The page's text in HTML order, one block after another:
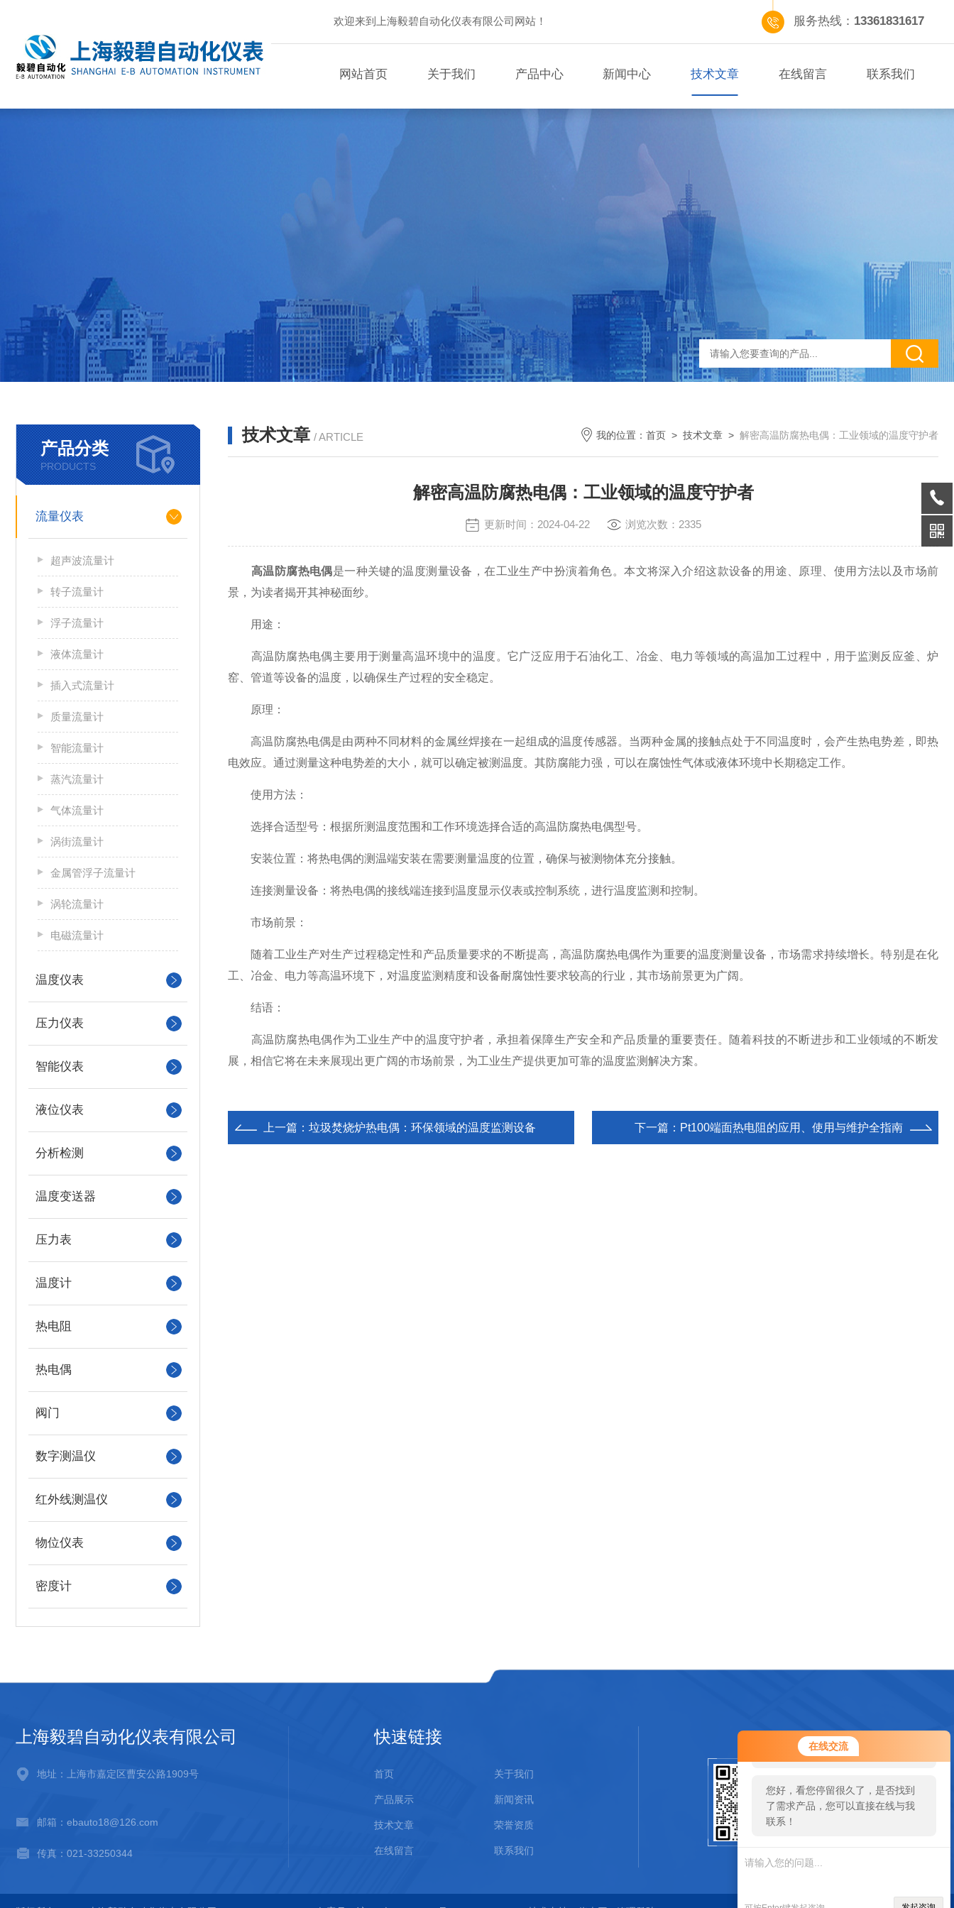
在线交流
您好！欢迎前来咨询，很高兴为您
服务，请问您要咨询什么问题呢？
您好，看您停留很久了，是否找到
了需求产品，您可以直接在线与我
联系！
欢迎来到上海毅碧自动化仪表有限公司网站！ 服务热线： 13361831617
网站首页 关于我们 产品中心 新闻中心 技术文章 在线留言 联系我们
产品分类
PRODUCTS
流量仪表
超声波流量计
转子流量计
浮子流量计
液体流量计
插入式流量计
质量流量计
智能流量计
蒸汽流量计
气体流量计
涡街流量计
金属管浮子流量计
涡轮流量计
电磁流量计
温度仪表
压力仪表
智能仪表
液位仪表
分析检测
温度变送器
压力表
温度计
热电阻
热电偶
阀门
数字测温仪
红外线测温仪
物位仪表
密度计
技术文章 / ARTICLE 我的位置： 首页 > 技术文章 > 解密高温防腐热电偶：工业领域的温度守护者
解密高温防腐热电偶：工业领域的温度守护者
更新时间：2024-04-22 浏览次数：2335
高温防腐热电偶是一种关键的温度测量设备，在工业生产中扮演着角色。本文将深入介绍这款设备的用途、原理、使用方法以及市场前
景，为读者揭开其神秘面纱。
用途：
高温防腐热电偶主要用于测量高温环境中的温度。它广泛应用于石油化工、冶金、电力等领域的高温加工过程中，用于监测反应釜、炉
窑、管道等设备的温度，以确保生产过程的安全稳定。
原理：
高温防腐热电偶是由两种不同材料的金属丝焊接在一起组成的温度传感器。当两种金属的接触点处于不同温度时，会产生热电势差，即热
电效应。通过测量这种电势差的大小，就可以确定被测温度。其防腐能力强，可以在腐蚀性气体或液体环境中长期稳定工作。
使用方法：
选择合适型号：根据所测温度范围和工作环境选择合适的高温防腐热电偶型号。
安装位置：将热电偶的测温端安装在需要测量温度的位置，确保与被测物体充分接触。
连接测量设备：将热电偶的接线端连接到温度显示仪表或控制系统，进行温度监测和控制。
市场前景：
随着工业生产对生产过程稳定性和产品质量要求的不断提高，高温防腐热电偶作为重要的温度测量设备，市场需求持续增长。特别是在化
工、冶金、电力等高温环境下，对温度监测精度和设备耐腐蚀性要求较高的行业，其市场前景更为广阔。
结语：
高温防腐热电偶作为工业生产中的温度守护者，承担着保障生产安全和产品质量的重要责任。随着科技的不断进步和工业领域的不断发
展，相信它将在未来展现出更广阔的市场前景，为工业生产提供更加可靠的温度监测解决方案。
上一篇： 垃圾焚烧炉热电偶：环保领域的温度监测设备 下一篇： Pt100端面热电阻的应用、使用与维护全指南
上海毅碧自动化仪表有限公司
地址：上海市嘉定区曹安公路1909号
邮箱：ebauto18@126.com
传真：021-33250344
快速链接
首页 关于我们
产品展示 新闻资讯
技术文章 荣誉资质
在线留言 联系我们
扫码加微信